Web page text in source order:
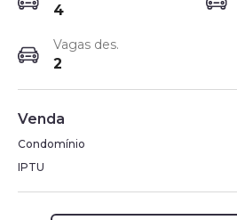
4
Vagas des.
2
Venda
Condomínio
IPTU